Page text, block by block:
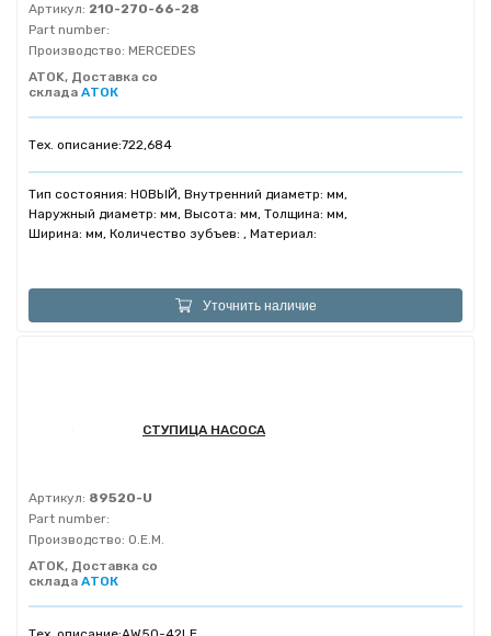
Артикул: 210-270-66-28
Part number:
Производство: MERCEDES
ATOK, Доставка со
склада АТОК
Тех. описание:722,684
Тип состояния: НОВЫЙ, Внутренний диаметр: мм,
Наружный диаметр: мм, Высота: мм, Толщина: мм,
Ширина: мм, Количество зубъев: , Материал:
Уточнить наличие
СТУПИЦА НАСОСА
Артикул: 89520-U
Part number:
Производство: O.E.M.
ATOK, Доставка со
склада АТОК